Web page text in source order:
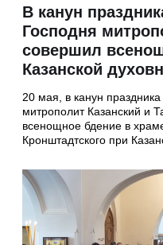
В канун
Господня
совершил
Казанской
20 мая, в канун
митрополит Казанский и
всенощное бдение в
Кронштадтского при